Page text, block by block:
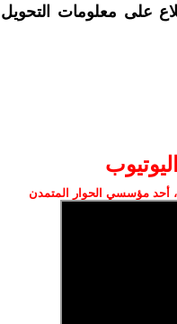
على معلومات التحويل
أحد مؤسسي الحوار المتمدن